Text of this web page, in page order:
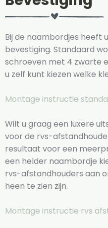
Bij de naambordjes heeft
bevestiging. Standaard
schroeven met 4 zwarte
u zelf kunt kiezen welke
Montage instructie
Wilt u graag een luxere
voor de rvs-
resultaat voor een
een helder naambordje
rvs-afstandhouders aan
heen te zien zijn.
Montage instructie rvs